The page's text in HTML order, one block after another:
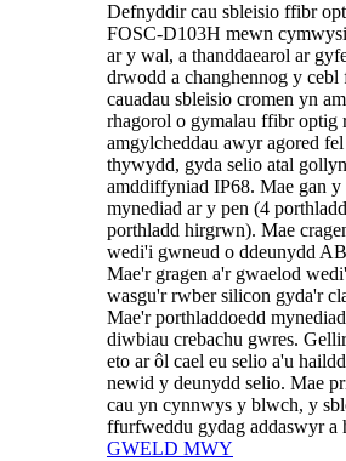
Defnyddir cau sbleisio ffibr
FOSC-D103H mewn
ar y wal, a thanddaearol ar
drwodd a changhennog y cebl
cauadau sbleisio cromen yn
rhagorol o gymalau ffibr optig
amgylcheddau awyr agored
thywydd, gyda selio atal
amddiffyniad IP68. Mae gan y
mynediad ar y pen (4
porthladd hirgrwn). Mae
wedi'i gwneud o ddeunydd
Mae'r gragen a'r gwaelod
wasgu'r rwber silicon gyda'r
Mae'r porthladdoedd
diwbiau crebachu gwres.
eto ar ôl cael eu selio a'u
newid y deunydd selio. Mae
cau yn cynnwys y blwch, y
ffurfweddu gydag addaswyr a
GWELD MWY